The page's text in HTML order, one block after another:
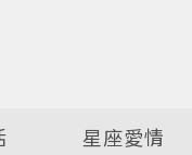
星座愛情